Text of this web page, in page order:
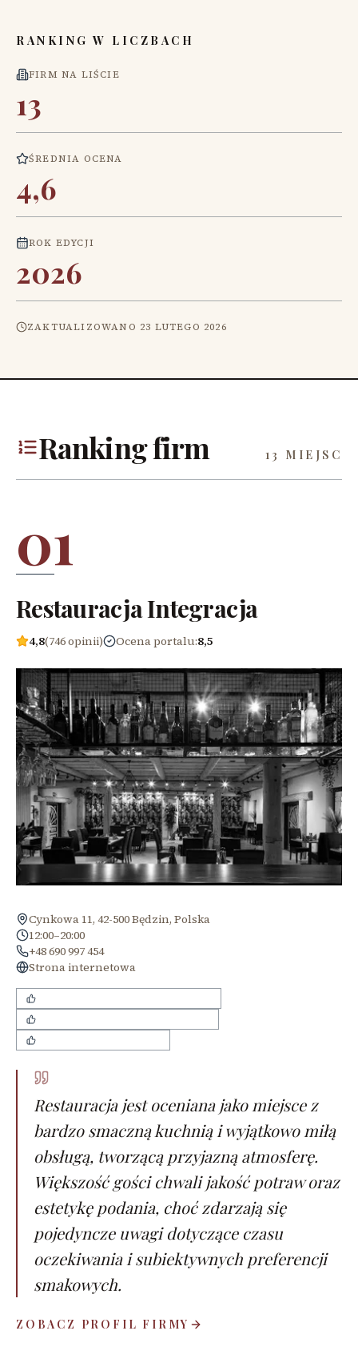
RANKING W LICZBACH
FIRM NA LIŚCIE
13
ŚREDNIA OCENA
4,6
ROK EDYCJI
2026
ZAKTUALIZOWANO 23 LUTEGO 2026
Ranking firm 13 MIEJSC
01
Restauracja Integracja
4,8(746 opinii) Ocena portalu:8,5
Cynkowa 11, 42-500 Będzin, Polska
12:00–20:00
+48 690 997 454
Strona internetowa
Restauracja jest oceniana jako miejsce z
bardzo smaczną kuchnią i wyjątkowo miłą
obsługą, tworzącą przyjazną atmosferę.
Większość gości chwali jakość potraw oraz
estetykę podania, choć zdarzają się
pojedyncze uwagi dotyczące czasu
oczekiwania i subiektywnych preferencji
smakowych.
ZOBACZ PROFIL FIRMY